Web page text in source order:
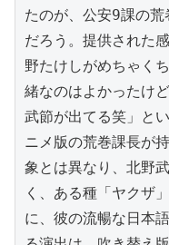
たのが、公安9課の
だろう。提供された
野たけしがめちゃく
緒なのはよかったけ
武節が出てる笑」と
ニメ版の荒巻課長が
象とは異なり、北野
く、ある種「ヤクザ
に、彼の流暢な日本